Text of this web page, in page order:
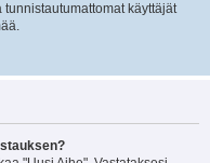
käyttäjät